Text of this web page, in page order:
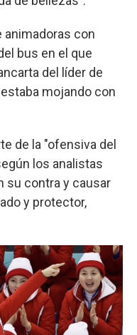
animadoras con
bus en el que
del líder de
mojando con
de la "ofensiva del
los analistas
su contra y causar
y protector,